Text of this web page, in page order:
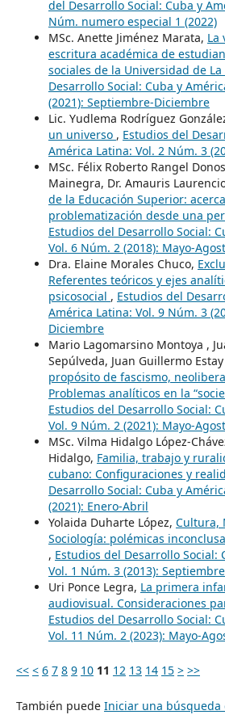
del Desarrollo Social: Cuba y
Núm. numero especial 1 (2022)
MSc. Anette Jiménez Marata, La
escritura académica de
sociales de la Universidad de La
Desarrollo Social: Cuba y
(2021): Septiembre-Diciembre
Lic. Yudlema Rodríguez
un universo , Estudios del
América Latina: Vol. 2 Núm. 3
MSc. Félix Roberto Rangel
Mainegra, Dr. Amauris
de la Educación Superior:
problematización desde una
Estudios del Desarrollo Social:
Vol. 6 Núm. 2 (2018): Mayo-
Dra. Elaine Morales Chuco,
Referentes teóricos y ejes
psicosocial , Estudios del
América Latina: Vol. 9 Núm. 3
Diciembre
Mario Lagomarsino Montoya ,
Sepúlveda, Juan Guillermo
propósito de fascismo,
Problemas analíticos en la
Estudios del Desarrollo Social:
Vol. 9 Núm. 2 (2021): Mayo-
MSc. Vilma Hidalgo López-
Hidalgo, Familia, trabajo y
cubano: Configuraciones y
Desarrollo Social: Cuba y
(2021): Enero-Abril
Yolaida Duharte López, Cultura,
Sociología: polémicas
, Estudios del Desarrollo Social:
Vol. 1 Núm. 3 (2013):
Uri Ponce Legra, La primera
audiovisual. Consideraciones
Estudios del Desarrollo Social:
Vol. 11 Núm. 2 (2023): Mayo-
<< < 6 7 8 9 10 11 12 13 14 15 > >>
También puede Iniciar una búsqueda